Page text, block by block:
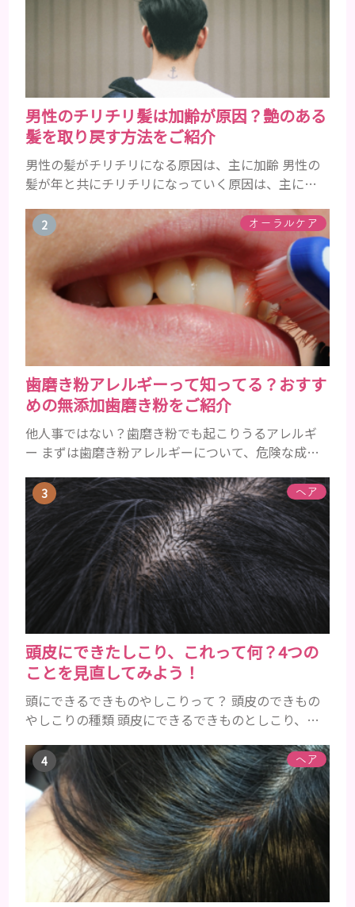
男性のチリチリ髪は加齢が原因？艶のある
髪を取り戻す方法をご紹介
男性の髪がチリチリになる原因は、主に加齢 男性の
髪が年と共にチリチリになっていく原因は、主に加
にツヤがあった男性も、いつのまにか髪がチリチリ
でペタンとするようになったと感じる人もいるでし
ょう。特に大人の男性としての魅力が出てくる40代
以降の男性に悩んでいる人が多い傾向があります。
髪が生え変わるサイクルは、年齢と共に乱れていき
ます。髪が太くならないま...
オーラルケア
歯磨き粉アレルギーって知ってる？おすす
めの無添加歯磨き粉をご紹介
他人事ではない？歯磨き粉でも起こりうるアレルギ
ー まずは歯磨き粉アレルギーについて、危険な成分
まれるアレルギーを起こすおそれのある成分 まず、
普段お使いの歯磨き粉に含まれているどの成分にア
レルギーを引き起こすおそれがあるのかを説明しま
すね。 •フッ素･･･歯の表面のエナメルを守り強くし
たり、虫歯と防ぐ働きを持つ成分 •香味料 ･･･歯磨き
粉の風味や爽...
ヘア
頭皮にできたしこり、これって何？4つの
ことを見直してみよう！
頭にできるできものやしこりって？ 頭皮のできもの
やしこりの種類 頭皮にできるできものとしこり、と
も違いますし、症状や種類によっても違います。まず
はどんな病気なのか、よりも、どんな種類のできも
のやしこりがあるのかを解説いきましょう。 水疱 ご
存知の方もいらっしゃるかと思いますが、すいほ
う、と読みます。これは表皮や表皮下にできるもので
す。表皮は0.2mmほ...
ヘア